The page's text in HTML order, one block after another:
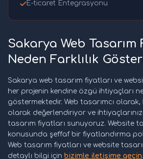
E-ticaret Entegrasyonu
Sakarya Web Tasarım
Neden Farklılık
Sakarya web tasarım fiyatları ve
her projenin kendine özgü ihtiyaçları
göstermektedir. Web tasarımcı
olarak değerlendiriyor ve
tasarım fiyatları sunuyoruz. Website
konusunda şeffaf bir fiyatlandırma
Web tasarım fiyatları ve website
detaylı bilgi için bizimle iletişime geçin.